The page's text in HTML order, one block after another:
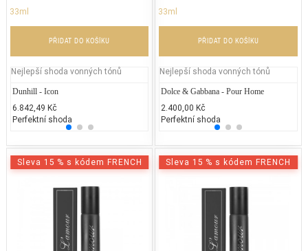
33ml
PŘIDAT DO KOŠÍKU
Nejlepší shoda vonných tónů
Dunhill - Icon
6.842,49 Kč
Perfektní shoda
Kenzo - Homme
5.399,00 Kč
25% běžných vonných tónů
33ml
PŘIDAT DO KOŠÍKU
Nejlepší shoda vonných tónů
Dolce & Gabbana - Pour Home
2.400,00 Kč
Perfektní shoda
Sleva 15 % s kódem FRENCH Sleva 15 % s kódem FRENCH